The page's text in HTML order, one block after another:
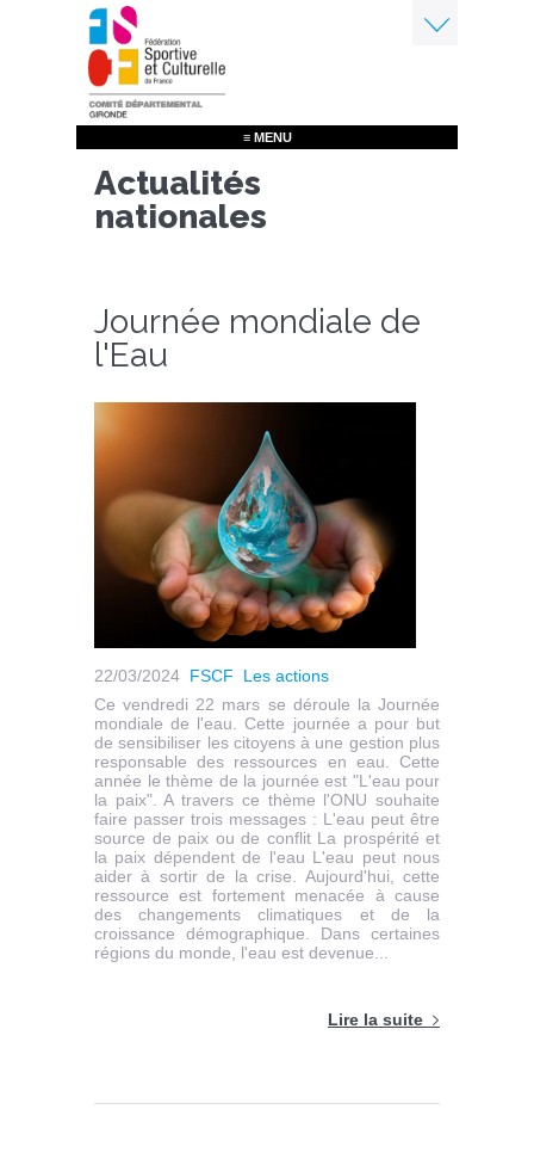
Aller
au
contenu
principal
≡ MENU
Actualités
nationales
Journée mondiale de
l'Eau
22/03/2024 FSCF
Les actions
Ce vendredi 22 mars se déroule la Journée
mondiale de l'eau. Cette journée a pour but
de sensibiliser les citoyens à une gestion plus
responsable des ressources en eau. Cette
année le thème de la journée est "L'eau pour
la paix". A travers ce thème l'ONU souhaite
faire passer trois messages : L'eau peut être
source de paix ou de conflit La prospérité et
la paix dépendent de l'eau L'eau peut nous
aider à sortir de la crise. Aujourd'hui, cette
ressource est fortement menacée à cause
des changements climatiques et de la
croissance démographique. Dans certaines
régions du monde, l'eau est devenue...
Lire la suite